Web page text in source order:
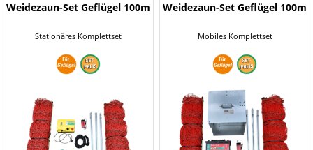
Weidezaun-Set Geflügel 100m
Stationäres Komplettset
Weidezaun-Set Geflügel 100m
Mobiles Komplettset